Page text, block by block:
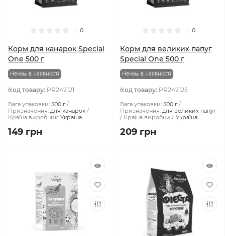
0
Корм ​​для канарок Special
One 500 г
Немає в наявності
Код товару: PR242121
Вага упаковки: 500 г
Призначення: для канарок
Країна виробник: Україна
149 грн
0
Корм ​​для великих папуг
Special One 500 г
Немає в наявності
Код товару: PR242125
Вага упаковки: 500 г
Призначення: для великих папуг
Країна виробник: Україна
209 грн